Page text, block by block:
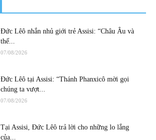
Đức Lêô nhắn nhủ giới trẻ Assisi: “Châu Âu và
thế...
07/08/2026
Đức Lêô tại Assisi: “Thánh Phanxicô mời gọi
chúng ta vượt...
07/08/2026
Tại Assisi, Đức Lêô trả lời cho những lo lắng
của...